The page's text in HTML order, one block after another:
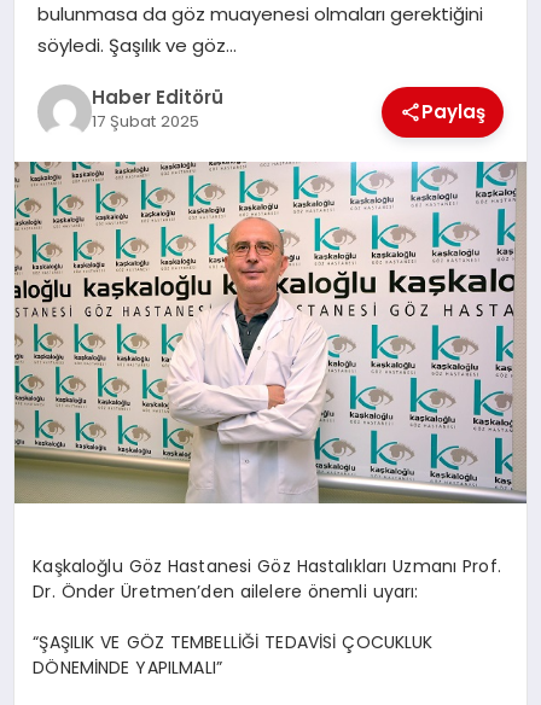
bulunmasa da göz muayenesi olmaları gerektiğini
söyledi. Şaşılık ve göz…
Haber Editörü
17 Şubat 2025 Paylaş
Kaşkaloğlu Göz Hastanesi Göz Hastalıkları Uzmanı Prof.
Dr. Önder Üretmen’den ailelere önemli uyarı:
“ŞAŞILIK VE GÖZ TEMBELLİĞİ TEDAVİSİ ÇOCUKLUK
DÖNEMİNDE YAPILMALI”